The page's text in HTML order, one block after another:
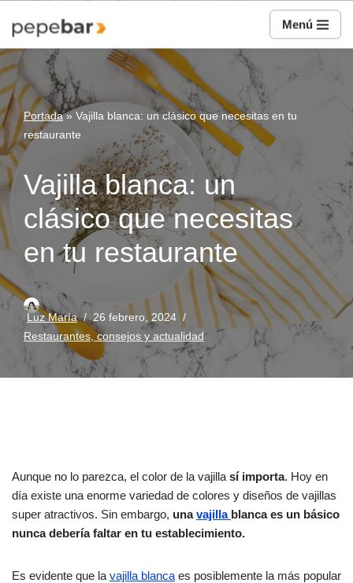
Saltar
al
contenido
Menú
Portada» Vajilla blanca: un clásico que necesitas en tu
restaurante
Vajilla blanca: un
clásico que necesitas
en tu restaurante
Luz María
26 febrero, 2024
Restaurantes, consejos y actualidad
Aunque no lo parezca, el color de la vajilla sí importa. Hoy en
día existe una enorme variedad de colores y diseños de vajillas
super atractivos. Sin embargo, unavajilla blanca es un básico
nunca debería faltar en tu establecimiento.
Es evidente que la vajilla blanca es posiblemente la más popular